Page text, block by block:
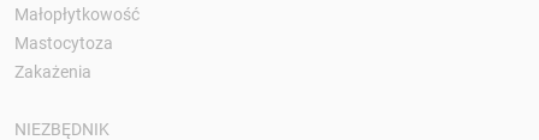
Małopłytkowość
Mastocytoza
Zakażenia
NIEZBĘDNIK